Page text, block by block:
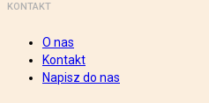
KONTAKT
O nas
Kontakt
Napisz do nas